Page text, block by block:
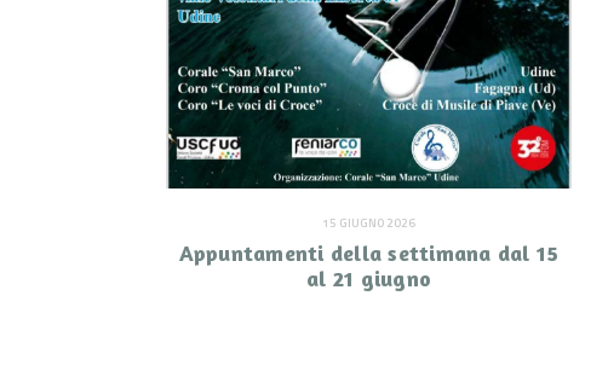
15 GIUGNO 2026
Appuntamenti della settimana dal 15
al 21 giugno